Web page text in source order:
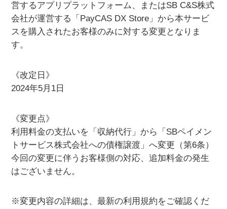
営するアプリプラットフォーム、またはSB C&S株式
会社が運営する「PayCAS DX Store」から本サービ
スを購入されたお客様のみに対する変更となりま
す。
《改定日》
2024年5月1日
《変更点》
利用料金の支払いを「収納代行」から「SBペイメン
トサービス株式会社への債権譲渡」へ変更（第6条）
今回の変更に伴うお客様側の対応、追加料金の発生
はございません。
※変更内容の詳細は、最新の利用規約をご確認くだ